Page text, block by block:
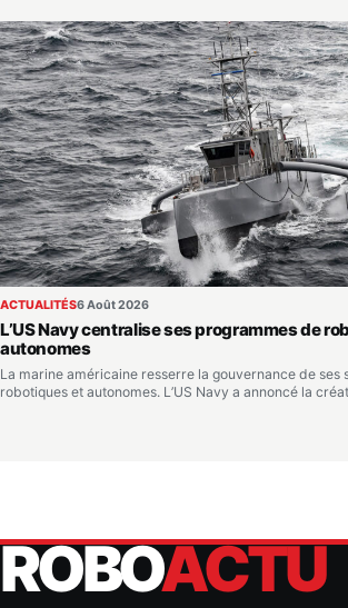
ACTUALITÉS6 Août 2026
L’US Navy centralise ses programmes de
autonomes
La marine américaine resserre la gouvernance de ses
robotiques et autonomes. L’US Navy a annoncé la
ROBOACTU